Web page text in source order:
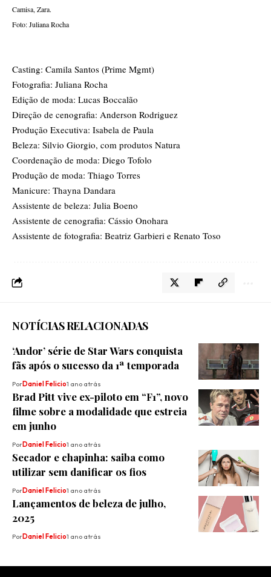
Camisa, Zara.
Foto: Juliana Rocha
Casting: Camila Santos (Prime Mgmt)
Fotografia: Juliana Rocha
Edição de moda: Lucas Boccalão
Direção de cenografia: Anderson Rodriguez
Produção Executiva: Isabela de Paula
Beleza: Silvio Giorgio, com produtos Natura
Coordenação de moda: Diego Tofolo
Produção de moda: Thiago Torres
Manicure: Thayna Dandara
Assistente de beleza: Julia Boeno
Assistente de cenografia: Cássio Onohara
Assistente de fotografia: Beatriz Garbieri e Renato Toso
NOTÍCIAS RELACIONADAS
‘Andor’ série de Star Wars conquista
fãs após o sucesso da 1ª temporada
PorDaniel Felicio1 ano atrás
Brad Pitt vive ex-piloto em “F1”, novo
filme sobre a modalidade que estreia
em junho
PorDaniel Felicio1 ano atrás
Secador e chapinha: saiba como
utilizar sem danificar os fios
PorDaniel Felicio1 ano atrás
Lançamentos de beleza de julho,
2025
PorDaniel Felicio1 ano atrás